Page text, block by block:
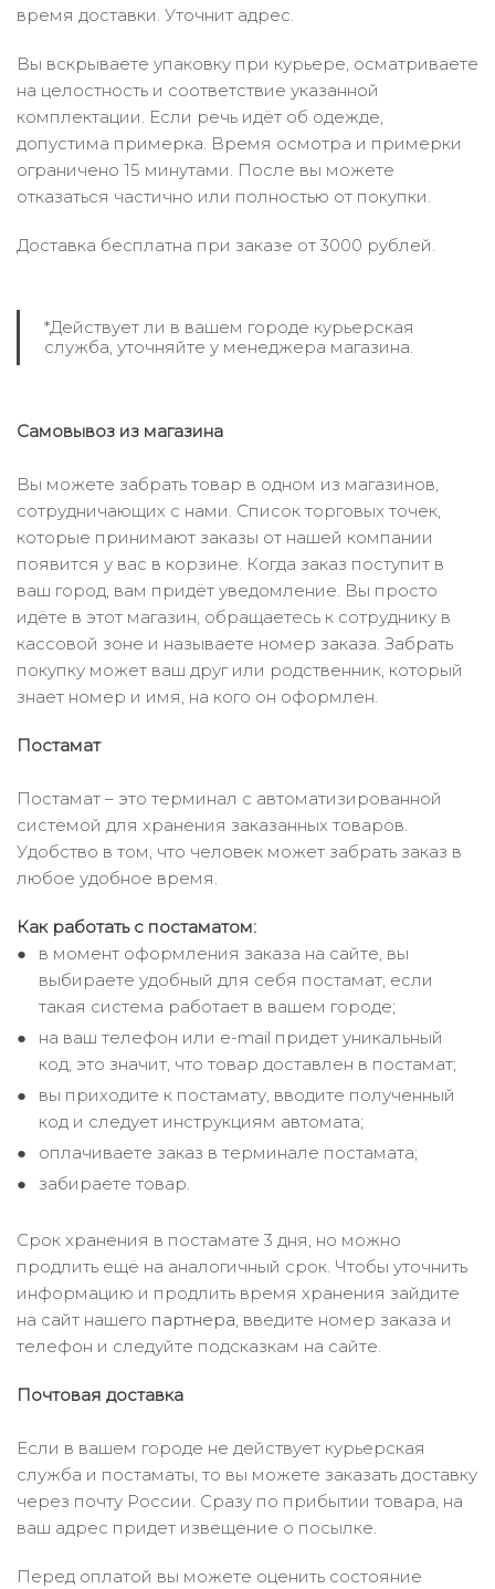
время доставки. Уточнит адрес.
Вы вскрываете упаковку при курьере, осматриваете
на целостность и соответствие указанной
комплектации. Если речь идёт об одежде,
допустима примерка. Время осмотра и примерки
ограничено 15 минутами. После вы можете
отказаться частично или полностью от покупки.
Доставка бесплатна при заказе от 3000 рублей.
*Действует ли в вашем городе курьерская
служба, уточняйте у менеджера магазина.
Самовывоз из магазина
Вы можете забрать товар в одном из магазинов,
сотрудничающих с нами. Список торговых точек,
которые принимают заказы от нашей компании
появится у вас в корзине. Когда заказ поступит в
ваш город, вам придёт уведомление. Вы просто
идёте в этот магазин, обращаетесь к сотруднику в
кассовой зоне и называете номер заказа. Забрать
покупку может ваш друг или родственник, который
знает номер и имя, на кого он оформлен.
Постамат
Постамат – это терминал с автоматизированной
системой для хранения заказанных товаров.
Удобство в том, что человек может забрать заказ в
любое удобное время.
Как работать с постаматом:
в момент оформления заказа на сайте, вы
выбираете удобный для себя постамат, если
такая система работает в вашем городе;
на ваш телефон или e-mail придет уникальный
код, это значит, что товар доставлен в постамат;
вы приходите к постамату, вводите полученный
код и следует инструкциям автомата;
оплачиваете заказ в терминале постамата;
забираете товар.
Срок хранения в постамате 3 дня, но можно
продлить ещё на аналогичный срок. Чтобы уточнить
информацию и продлить время хранения зайдите
на сайт нашего партнера, введите номер заказа и
телефон и следуйте подсказкам на сайте.
Почтовая доставка
Если в вашем городе не действует курьерская
служба и постаматы, то вы можете заказать доставку
через почту России. Сразу по прибытии товара, на
ваш адрес придет извещение о посылке.
Перед оплатой вы можете оценить состояние